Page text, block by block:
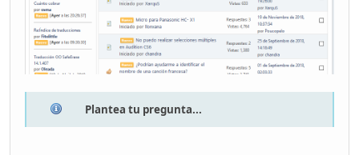
Plantea tu pregunta...